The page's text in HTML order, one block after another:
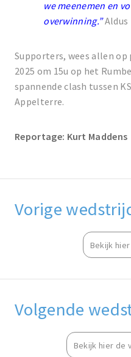
we meenemen en
overwinning.”
Supporters, wees allen
2025 om 15u op het
spannende clash tussen
Appelterre.
Reportage: Kurt Maddens
Vorige
Bekijk
Volgende
Bekijk hier de